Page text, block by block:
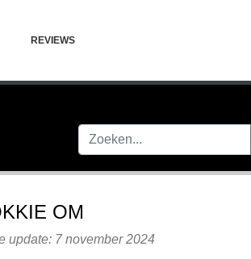
REVIEWS
OM
update: 7 november 2024